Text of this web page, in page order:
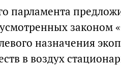
парламента
законом
назначения
в воздух